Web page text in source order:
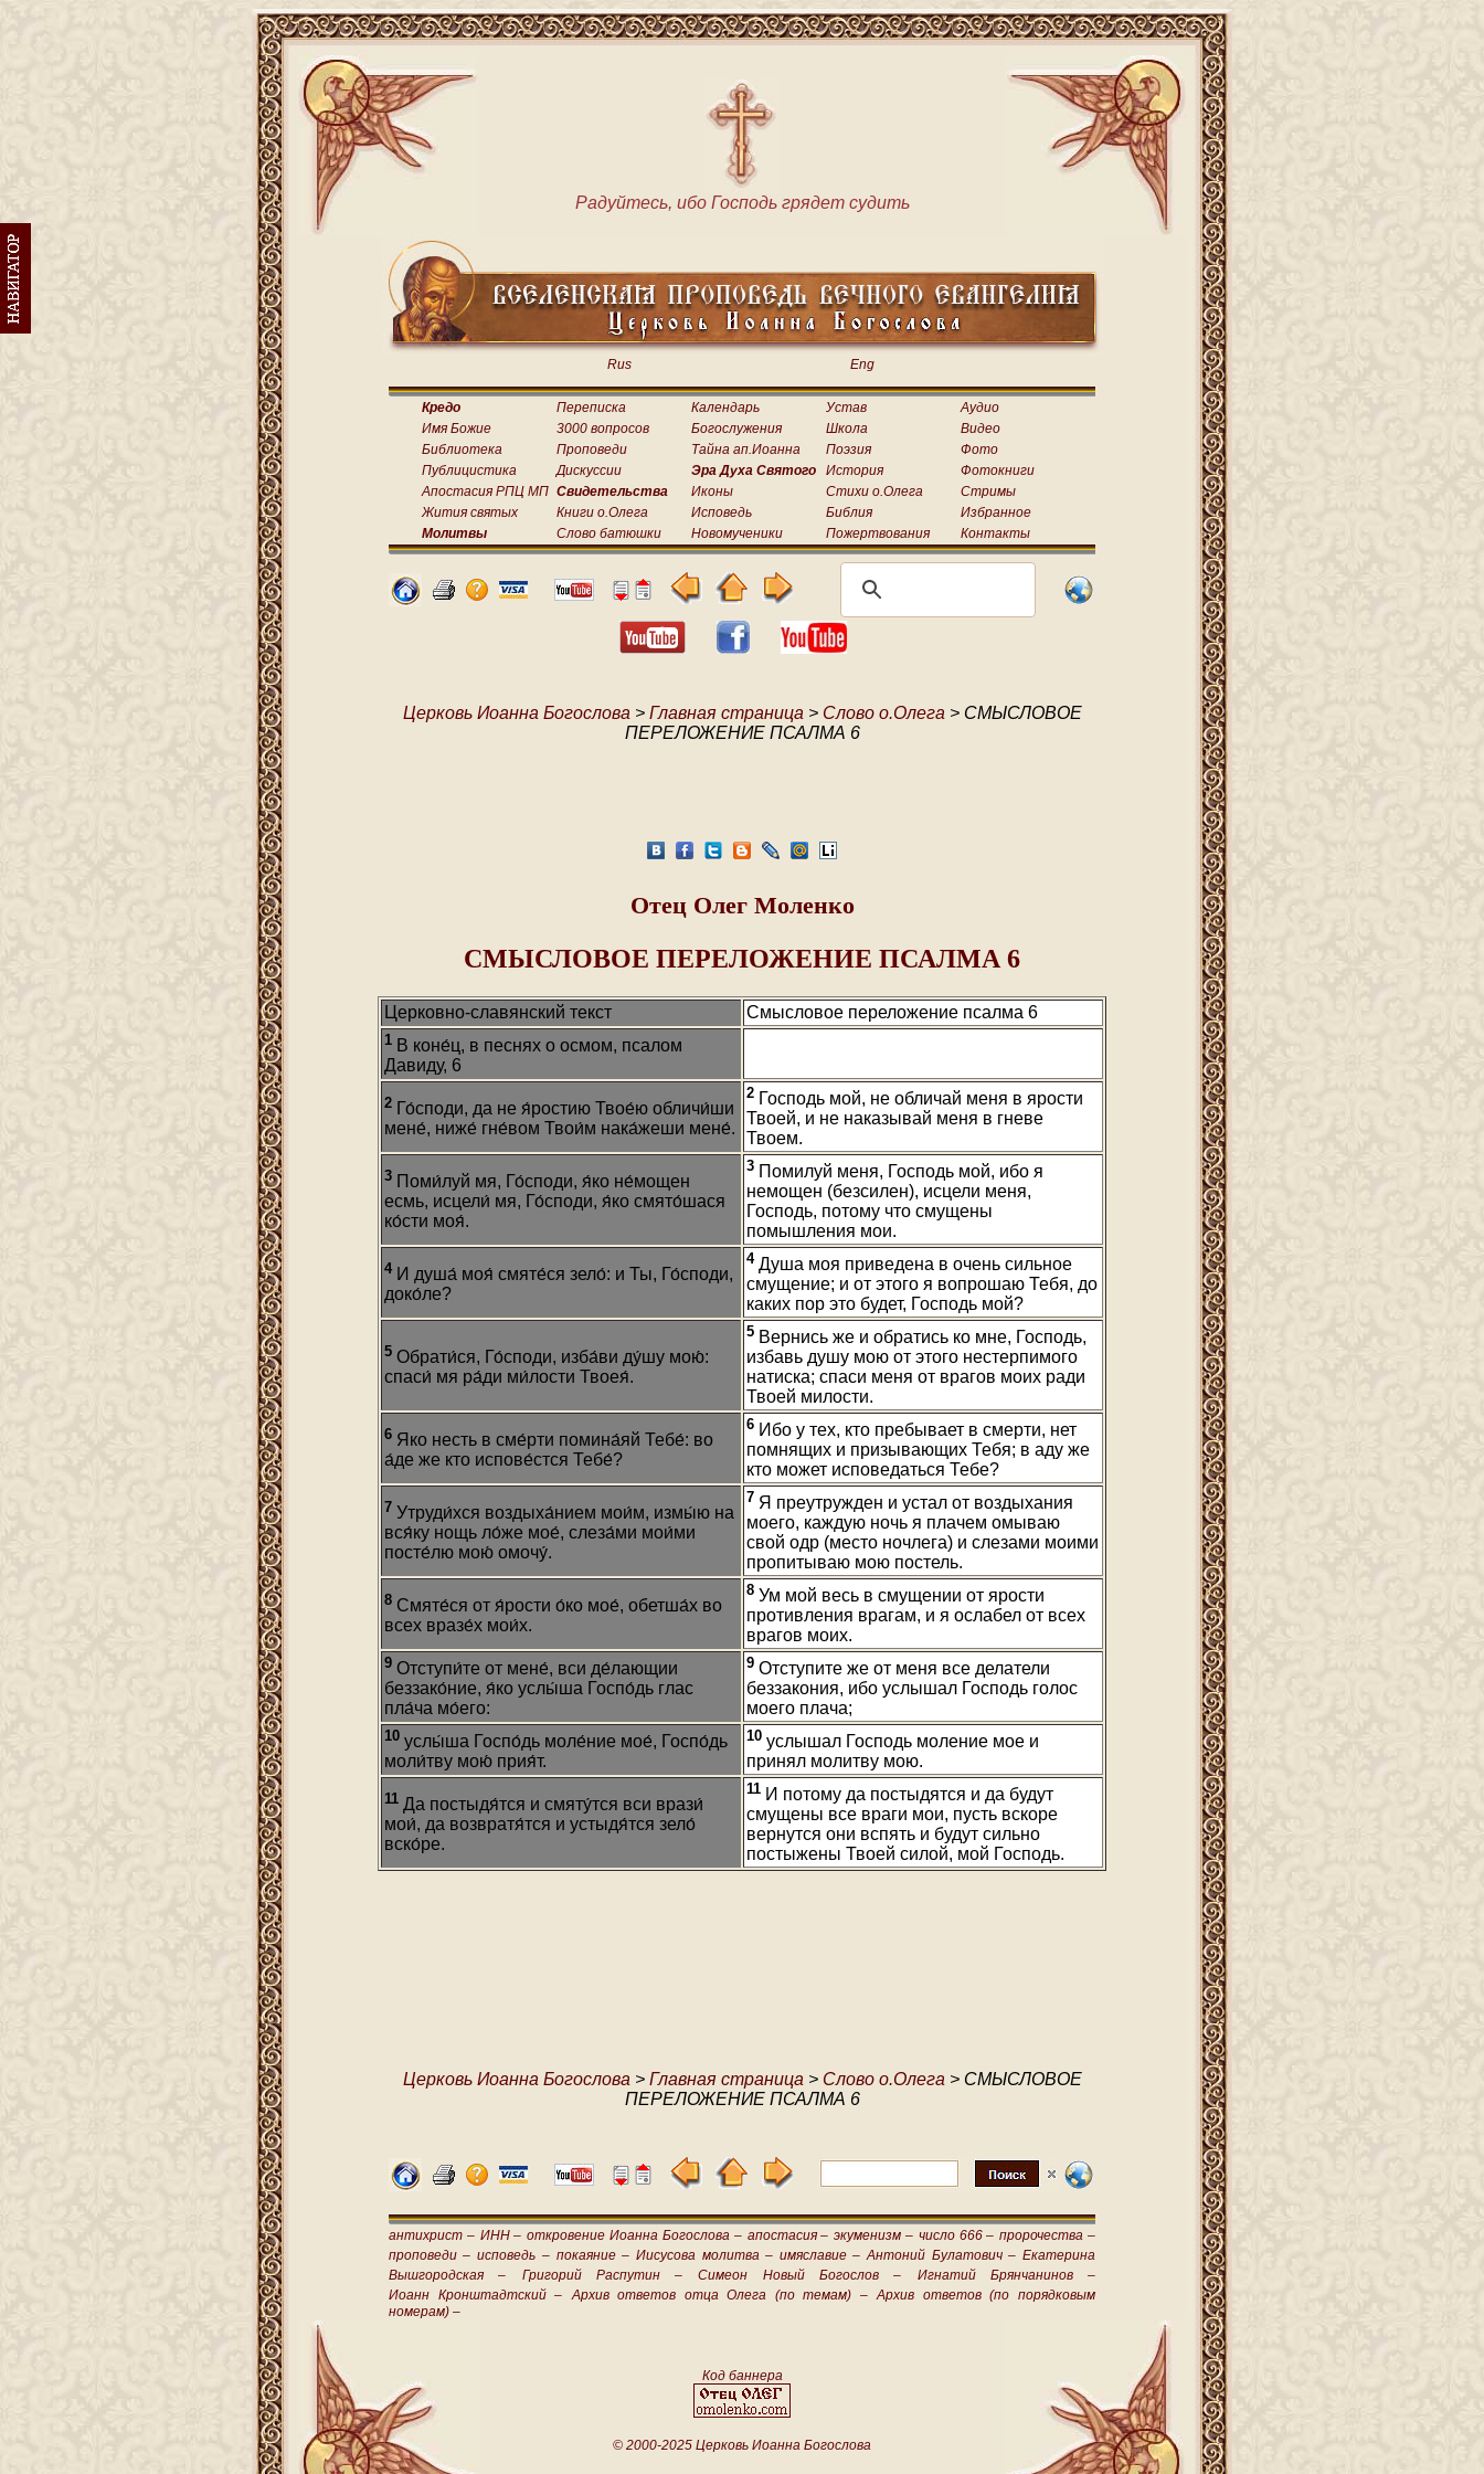
Радуйтесь, ибо Господь грядет судить
Rus Eng
Кредо Переписка Календарь Устав
Аудио
Имя Божие
3000 вопросов Богослужения Школа
Видео
Библиотека
Проповеди Тайна ап.Иоанна Поэзия
Фото
Публицистика
Дискуссии Эра Духа Святого История
Фотокниги
Апостасия РПЦ МП Свидетельства Иконы Стихи о.Олега
Стримы
Жития святых
Книги о.Олега Исповедь Библия
Избранное
Молитвы
Слово батюшки Новомученики Пожертвования Контакты
Церковь Иоанна Богослова > Главная страница > Слово о.Олега > СМЫСЛОВОЕ
ПЕРЕЛОЖЕНИЕ ПСАЛМА 6
Отец Олег Моленко
СМЫСЛОВОЕ ПЕРЕЛОЖЕНИЕ ПСАЛМА 6
Церковно-славянский текст Смысловое переложение псалма 6
1 В коне́ц, в песнях о осмом, псалом
Давиду, 6
2 Го́споди, да не я́ростию Твое́ю обличи́ши
мене́, ниже́ гне́вом Твои́м нака́жеши мене́.
2 Господь мой, не обличай меня в ярости
Твоей, и не наказывай меня в гневе
Твоем.
3 Поми́луй мя, Го́споди, я́ко не́мощен
есмь, исцели́ мя, Го́споди, я́ко смято́шася
ко́сти моя́.
3 Помилуй меня, Господь мой, ибо я
немощен (безсилен), исцели меня,
Господь, потому что смущены
помышления мои.
4 И душа́ моя́ смяте́ся зело́: и Ты, Го́споди,
доко́ле?
4Душа моя приведена в очень сильное
смущение; и от этого я вопрошаю Тебя, до
каких пор это будет, Господь мой?
5 Обрати́ся, Го́споди, изба́ви ду́шу мою́:
спаси́ мя ра́ди ми́лости Твоея́.
5 Вернись же и обратись ко мне, Господь,
избавь душу мою от этого нестерпимого
натиска; спаси меня от врагов моих ради
Твоей милости.
6 Яко несть в сме́рти помина́яй Тебе́: во
а́де же кто испове́стся Тебе́?
6 Ибо у тех, кто пребывает в смерти, нет
помнящих и призывающих Тебя; в аду же
кто может исповедаться Тебе?
7 Утруди́хся воздыха́нием мои́м, измы́ю на
вся́ку нощь ло́же мое́, слеза́ми мои́ми
посте́лю мою́ омочу́.
7 Я преутружден и устал от воздыхания
моего, каждую ночь я плачем омываю
свой одр (место ночлега) и слезами моими
пропитываю мою постель.
8 Смяте́ся от я́рости о́ко мое́, обетша́х во
всех вразе́х мои́х.
8 Ум мой весь в смущении от ярости
противления врагам, и я ослабел от всех
врагов моих.
9 Отступи́те от мене́, вси де́лающии
беззако́ние, я́ко услы́ша Госпо́дь глас
пла́ча мо́его:
9 Отступите же от меня все делатели
беззакония, ибо услышал Господь голос
моего плача;
10 услы́ша Госпо́дь моле́ние мое́, Госпо́дь
моли́тву мою́ прия́т.
10 услышал Господь моление мое и
принял молитву мою.
11 Да постыдя́тся и смяту́тся вси врази́
мои́, да возвратя́тся и устыдя́тся зело́
вско́ре.
11 И потому да постыдятся и да будут
смущены все враги мои, пусть вскоре
вернутся они вспять и будут сильно
постыжены Твоей силой, мой Господь.
Церковь Иоанна Богослова > Главная страница > Слово о.Олега > СМЫСЛОВОЕ
ПЕРЕЛОЖЕНИЕ ПСАЛМА 6
антихрист – ИНН – откровение Иоанна Богослова – апостасия – экуменизм – число 666 – пророчества –
проповеди – исповедь – покаяние – Иисусова молитва – имяславие – Антоний Булатович – Екатерина
Вышгородская –
Григорий Распутин – Симеон Новый Богослов –
Игнатий Брянчанинов –
Иоанн Кронштадтский –
Архив ответов отца Олега (по темам) –
Архив ответов (по порядковым
номерам) –
Код баннера
© 2000-2025 Церковь Иоанна Богослова